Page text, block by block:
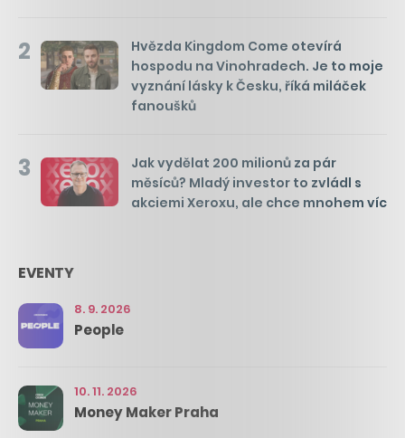
2
Hvězda Kingdom Come otevírá
hospodu na Vinohradech. Je to moje
vyznání lásky k Česku, říká miláček
fanoušků
3
Jak vydělat 200 milionů za pár
měsíců? Mladý investor to zvládl s
akciemi Xeroxu, ale chce mnohem víc
EVENTY
8. 9. 2026
People
10. 11. 2026
Money Maker Praha